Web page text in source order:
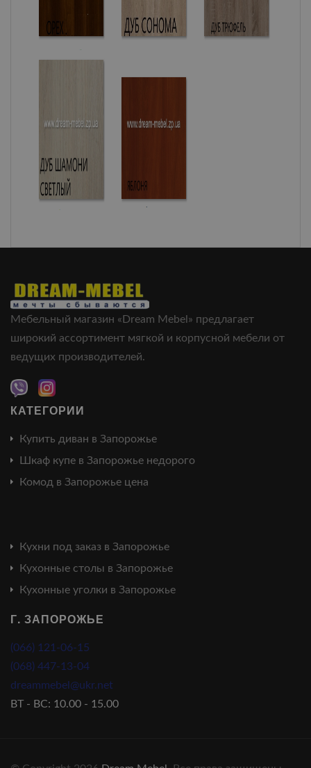
Мебельный магазин «Dream Mebel» предлагает
широкий ассортимент мягкой и корпусной мебели от
ведущих производителей.
КАТЕГОРИИ
Купить диван в Запорожье
Шкаф купе в Запорожье недорого
Комод в Запорожье цена
Кухни под заказ в Запорожье
Кухонные столы в Запорожье
Кухонные уголки в Запорожье
Г. ЗАПОРОЖЬЕ
(066) 121-06-15
(068) 447-13-04
dreammebel@ukr.net
ВТ - ВС: 10.00 - 15.00